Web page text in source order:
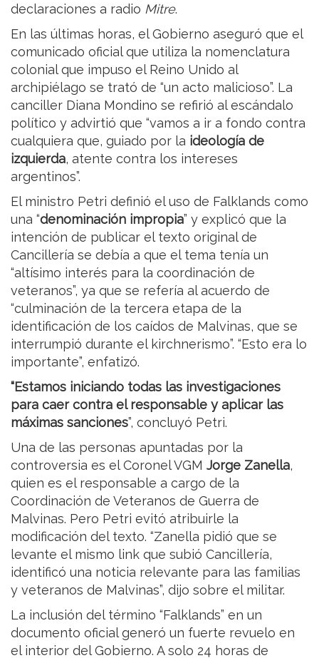
declaraciones a radio Mitre.
En las últimas horas, el Gobierno aseguró que el
comunicado oficial que utiliza la nomenclatura
colonial que impuso el Reino Unido al
archipiélago se trató de “un acto malicioso”. La
canciller Diana Mondino se refirió al escándalo
político y advirtió que “vamos a ir a fondo contra
cualquiera que, guiado por la ideología de
izquierda, atente contra los intereses
argentinos”.
El ministro Petri definió el uso de Falklands como
una “denominación impropia” y explicó que la
intención de publicar el texto original de
Cancillería se debía a que el tema tenía un
“altísimo interés para la coordinación de
veteranos”, ya que se refería al acuerdo de
“culminación de la tercera etapa de la
identificación de los caídos de Malvinas, que se
interrumpió durante el kirchnerismo”. “Esto era lo
importante”, enfatizó.
“Estamos iniciando todas las investigaciones
para caer contra el responsable y aplicar las
máximas sanciones”, concluyó Petri.
Una de las personas apuntadas por la
controversia es el Coronel VGM Jorge Zanella,
quien es el responsable a cargo de la
Coordinación de Veteranos de Guerra de
Malvinas. Pero Petri evitó atribuirle la
modificación del texto. “Zanella pidió que se
levante el mismo link que subió Cancillería,
identificó una noticia relevante para las familias
y veteranos de Malvinas”, dijo sobre el militar.
La inclusión del término “Falklands” en un
documento oficial generó un fuerte revuelo en
el interior del Gobierno. A solo 24 horas de